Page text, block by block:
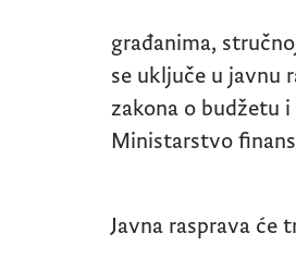
građanima,
se uključe u javnu
zakona o budžetu
Ministarstvo
Javna rasprava će